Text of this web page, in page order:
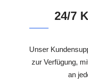
24/7
Unser
zur Verfügung,
an